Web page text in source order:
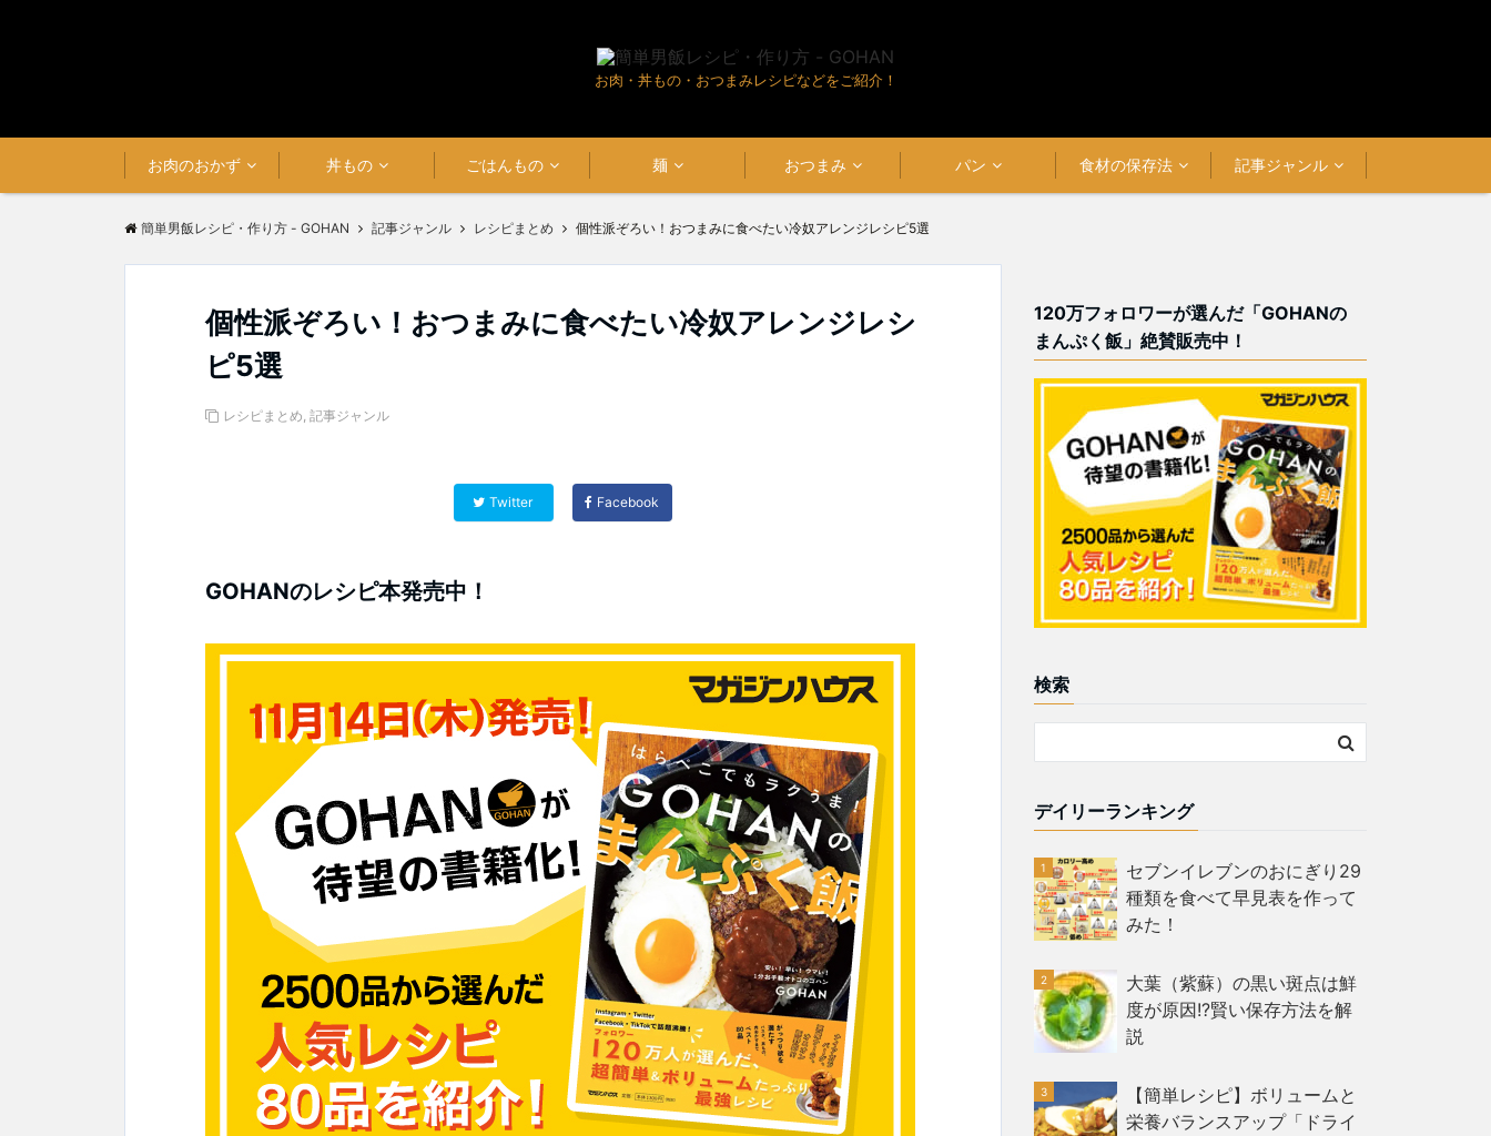
お肉・丼もの・おつまみレシピなどをご紹介！
お肉のおかず 丼もの ごはんもの 麺 おつまみ パン 食材の保存法 記事ジャンル
簡単男飯レシピ・作り方 - GOHAN 記事ジャンル レシピまとめ 個性派ぞろい！おつまみに食べたい冷奴アレンジレシピ5選
個性派ぞろい！おつまみに食べたい冷奴アレンジレシ
ピ5選
レシピまとめ, 記事ジャンル
Twitter Facebook
GOHANのレシピ本発売中！
120万フォロワーが選んだ「GOHANの
まんぷく飯」絶賛販売中！
検索
デイリーランキング
セブンイレブンのおにぎり29
種類を食べて早見表を作って
みた！
大葉（紫蘇）の黒い斑点は鮮
度が原因!?賢い保存方法を解
説
【簡単レシピ】ボリュームと
栄養バランスアップ「ドライ